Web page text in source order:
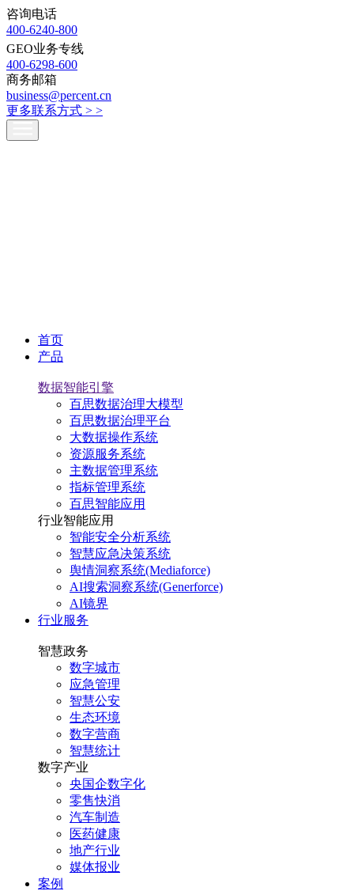
咨询电话
400-6240-800
GEO业务专线
400-6298-600
商务邮箱
business@percent.cn
更多联系方式 > >
首页
产品
数据智能引擎
百思数据治理大模型
百思数据治理平台
大数据操作系统
资源服务系统
主数据管理系统
指标管理系统
百思智能应用
行业智能应用
智能安全分析系统
智慧应急决策系统
舆情洞察系统(Mediaforce)
AI搜索洞察系统(Generforce)
AI镜界
行业服务
智慧政务
数字城市
应急管理
智慧公安
生态环境
数字营商
智慧统计
数字产业
央国企数字化
零售快消
汽车制造
医药健康
地产行业
媒体报业
案例